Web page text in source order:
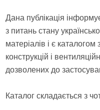
Дана публікація
з питань стану
матеріалів і є
конструкцій і
дозволених до
Каталог складається з